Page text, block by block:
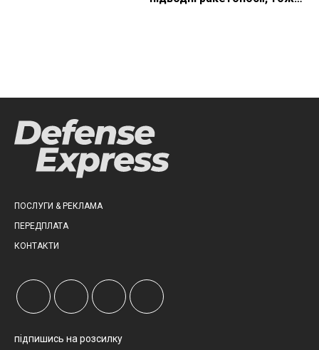
ПОСЛУГИ & РЕКЛАМА
ПЕРЕДПЛАТА
КОНТАКТИ
підпишись на розсилку